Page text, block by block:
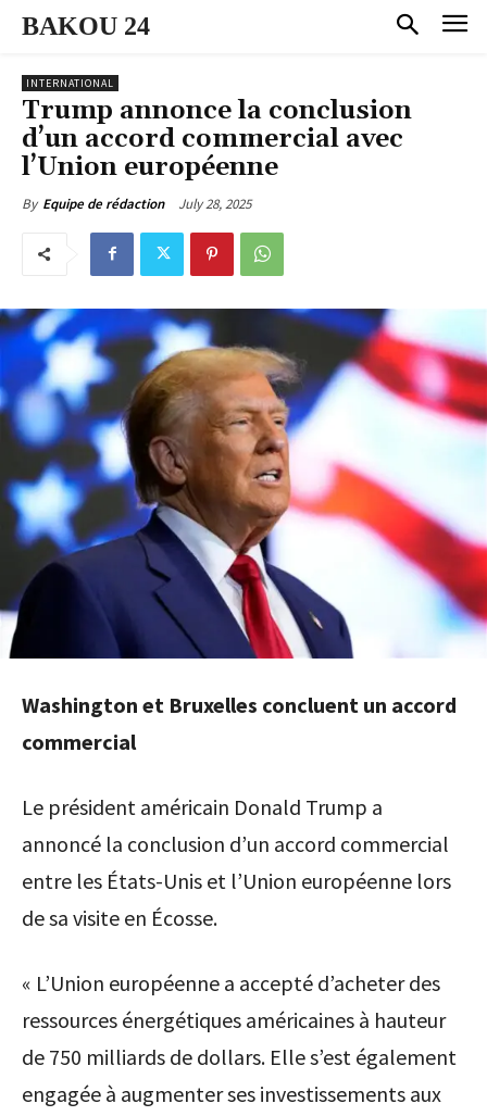
BAKOU 24
INTERNATIONAL
Trump annonce la conclusion
d’un accord commercial avec
l’Union européenne
By Equipe de rédaction July 28, 2025
Washington et Bruxelles concluent un accord
commercial
Le président américain Donald Trump a
annoncé la conclusion d’un accord commercial
entre les États-Unis et l’Union européenne lors
de sa visite en Écosse.
« L’Union européenne a accepté d’acheter des
ressources énergétiques américaines à hauteur
de 750 milliards de dollars. Elle s’est également
engagée à augmenter ses investissements aux